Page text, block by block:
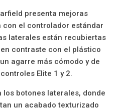
presenta mejoras
el controlador estándar
laterales están recubiertas
contraste con el plástico
agarre más cómodo y de
Elite 1 y 2.
los botones laterales, donde
un acabado texturizado